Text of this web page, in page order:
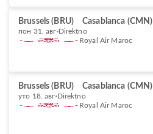
Brussels (BRU) Casablanca (CMN)
пон 31. авг Direktno
Royal Air Maroc
Brussels (BRU) Casablanca (CMN)
уто 18. авг Direktno
Royal Air Maroc